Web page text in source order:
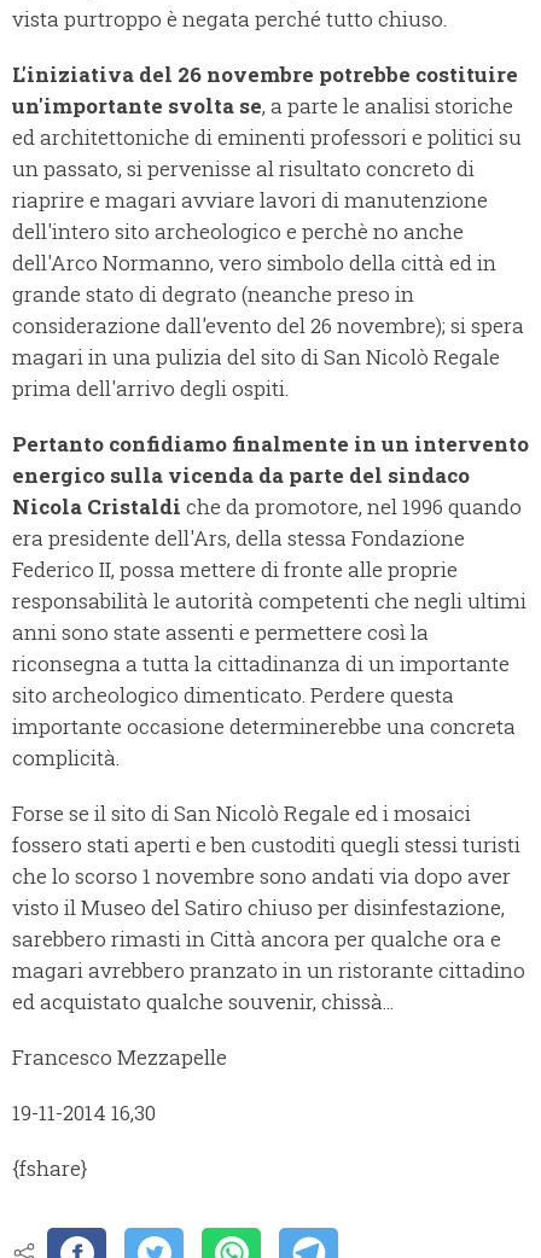
vista purtroppo è negata perché tutto chiuso.
L'iniziativa del 26 novembre potrebbe costituire
un'importante svolta se, a parte le analisi storiche
ed architettoniche di eminenti professori e politici su
un passato, si pervenisse al risultato concreto di
riaprire e magari avviare lavori di manutenzione
dell'intero sito archeologico e perchè no anche
dell'Arco Normanno, vero simbolo della città ed in
grande stato di degrato (neanche preso in
considerazione dall'evento del 26 novembre); si spera
magari in una pulizia del sito di San Nicolò Regale
prima dell'arrivo degli ospiti.
Pertanto confidiamo finalmente in un intervento
energico sulla vicenda da parte del sindaco
Nicola Cristaldi che da promotore, nel 1996 quando
era presidente dell'Ars, della stessa Fondazione
Federico II, possa mettere di fronte alle proprie
responsabilità le autorità competenti che negli ultimi
anni sono state assenti e permettere così la
riconsegna a tutta la cittadinanza di un importante
sito archeologico dimenticato. Perdere questa
importante occasione determinerebbe una concreta
complicità.
Forse se il sito di San Nicolò Regale ed i mosaici
fossero stati aperti e ben custoditi quegli stessi turisti
che lo scorso 1 novembre sono andati via dopo aver
visto il Museo del Satiro chiuso per disinfestazione,
sarebbero rimasti in Città ancora per qualche ora e
magari avrebbero pranzato in un ristorante cittadino
ed acquistato qualche souvenir, chissà...
Francesco Mezzapelle
19-11-2014 16,30
{fshare}